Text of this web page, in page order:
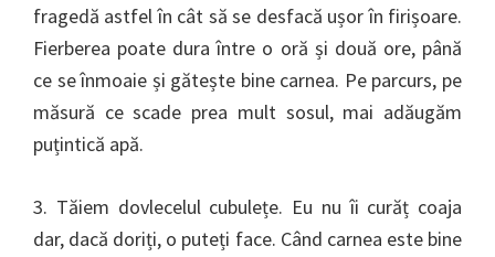
fragedă astfel în cât să se desfacă ușor în firișoare.
Fierberea poate dura între o oră și două ore, până
ce se înmoaie și gătește bine carnea. Pe parcurs, pe
măsură ce scade prea mult sosul, mai adăugăm
puțintică apă.
3. Tăiem dovlecelul cubulețe. Eu nu îi curăț coaja
dar, dacă doriți, o puteți face. Când carnea este bine